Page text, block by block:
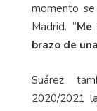
momento
Madrid. “
brazo de
Suárez
2020/2021